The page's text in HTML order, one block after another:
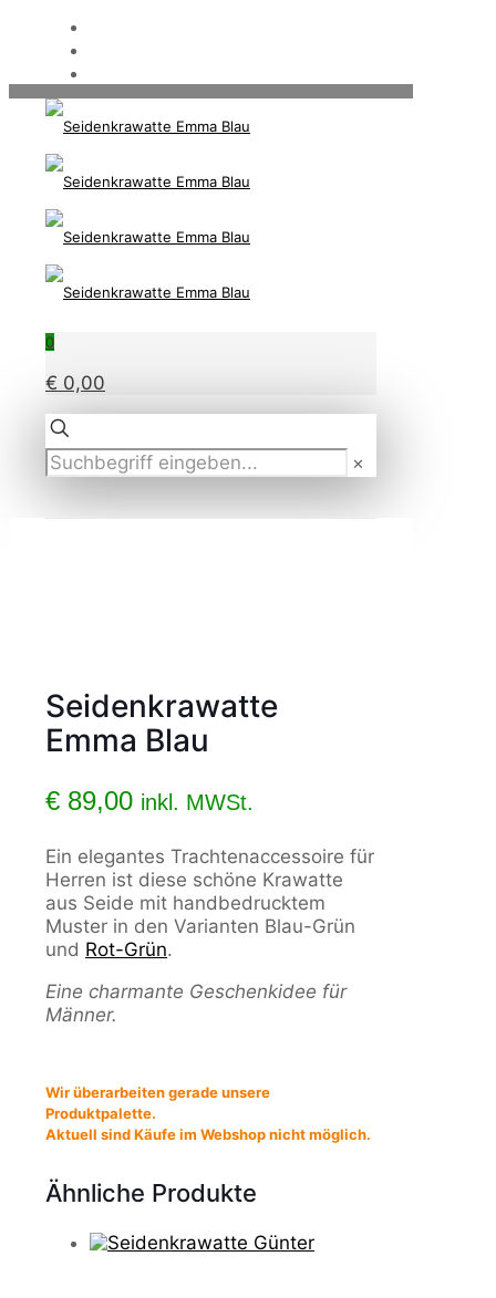
0
€ 0,00
✕
Seidenkrawatte
Emma Blau
€ 89,00 inkl. MWSt.
Ein elegantes Trachtenaccessoire für
Herren ist diese schöne Krawatte
aus Seide mit handbedrucktem
Muster in den Varianten Blau-Grün
und Rot-Grün.
Eine charmante Geschenkidee für
Männer.
Wir überarbeiten gerade unsere
Produktpalette.
Aktuell sind Käufe im Webshop nicht möglich.
Ähnliche Produkte